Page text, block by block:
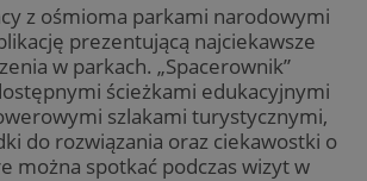
z ośmioma parkami narodowymi
prezentującą najciekawsze
w parkach. „Spacerownik”
ścieżkami edukacyjnymi
szlakami turystycznymi,
do rozwiązania oraz ciekawostki o
można spotkać podczas wizyt w